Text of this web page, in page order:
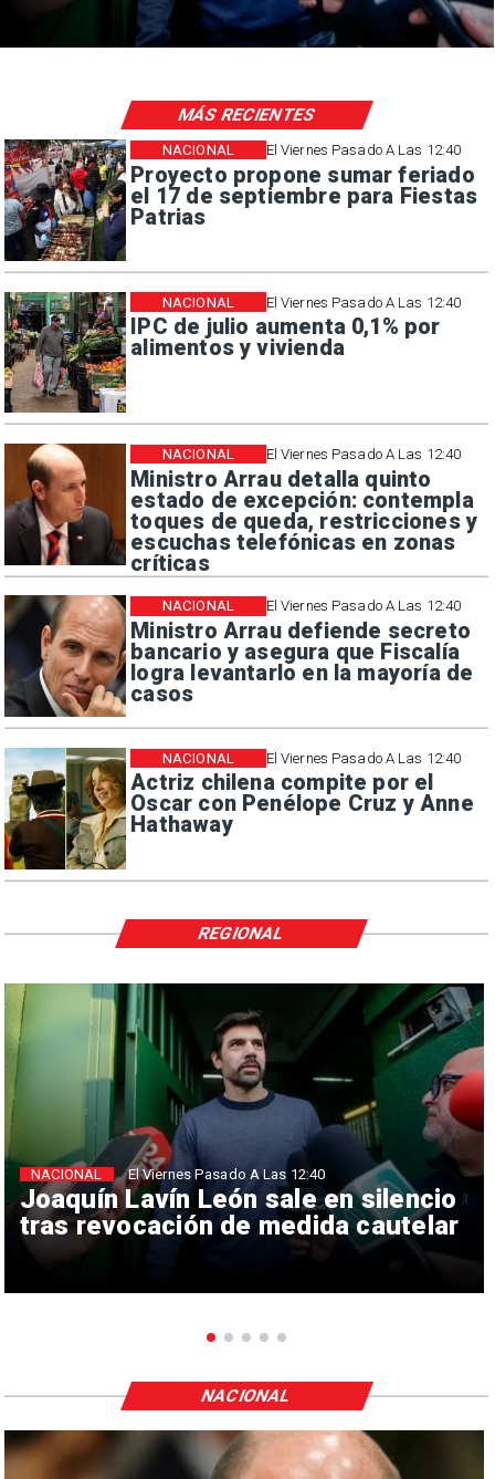
El Viernes Pasado A Las 12:40
Proyecto propone sumar feriado
el 17 de septiembre para Fiestas
Patrias
NACIONAL
El Viernes Pasado A Las 12:40
IPC de julio aumenta 0,1% por
alimentos y vivienda
NACIONAL
El Viernes Pasado A Las 12:40
Ministro Arrau detalla quinto
estado de excepción: contempla
toques de queda, restricciones y
escuchas telefónicas en zonas
críticas
NACIONAL
El Viernes Pasado A Las 12:40
Ministro Arrau defiende secreto
bancario y asegura que Fiscalía
logra levantarlo en la mayoría de
casos
NACIONAL
El Viernes Pasado A Las 12:40
Actriz chilena compite por el
Oscar con Penélope Cruz y Anne
Hathaway
NACIONAL
MÁS RECIENTES
Joaquín Lavín León sale en silencio
tras revocación de medida cautelar
NACIONAL El Viernes Pasado A Las 12:40
REGIONAL
NACIONAL